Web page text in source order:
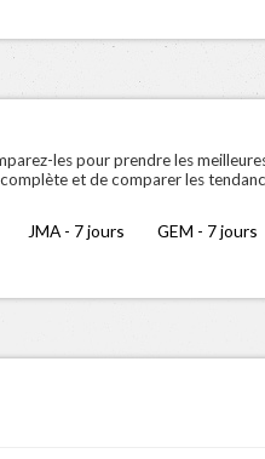
les pour prendre les
et de comparer les
JMA - 7 jours GEM - 7 jours